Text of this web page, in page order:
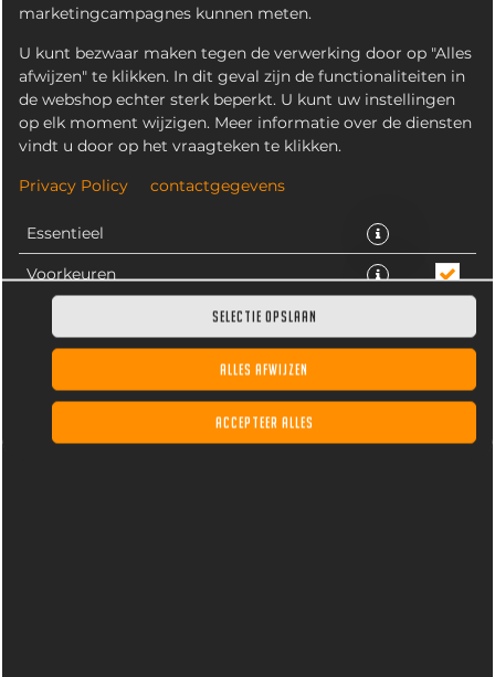
marketingcampagnes kunnen meten.
U kunt bezwaar maken tegen de verwerking door op "Alles
afwijzen" te klikken. In dit geval zijn de functionaliteiten in
de webshop echter sterk beperkt. U kunt uw instellingen
op elk moment wijzigen. Meer informatie over de diensten
vindt u door op het vraagteken te klikken.
Privacy Policy contactgegevens
Essentieel
Voorkeuren
SELECTIE OPSLAAN
ALLES AFWIJZEN
ACCEPTEER ALLES
Twee bollen huzarensalade, met mayo, frisse ijsberg